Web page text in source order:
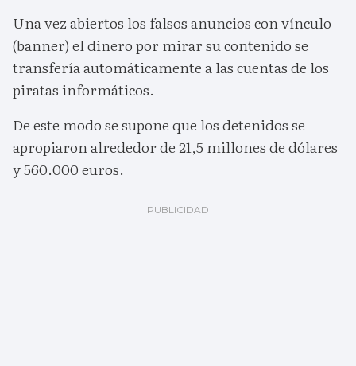
Una vez abiertos los falsos anuncios con vínculo
(banner) el dinero por mirar su contenido se
transfería automáticamente a las cuentas de los
piratas informáticos.
De este modo se supone que los detenidos se
apropiaron alrededor de 21,5 millones de dólares
y 560.000 euros.